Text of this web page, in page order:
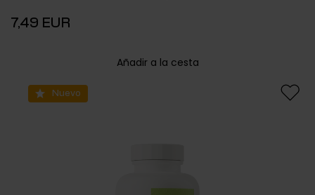
7,49 EUR
Añadir a la cesta
Nuevo